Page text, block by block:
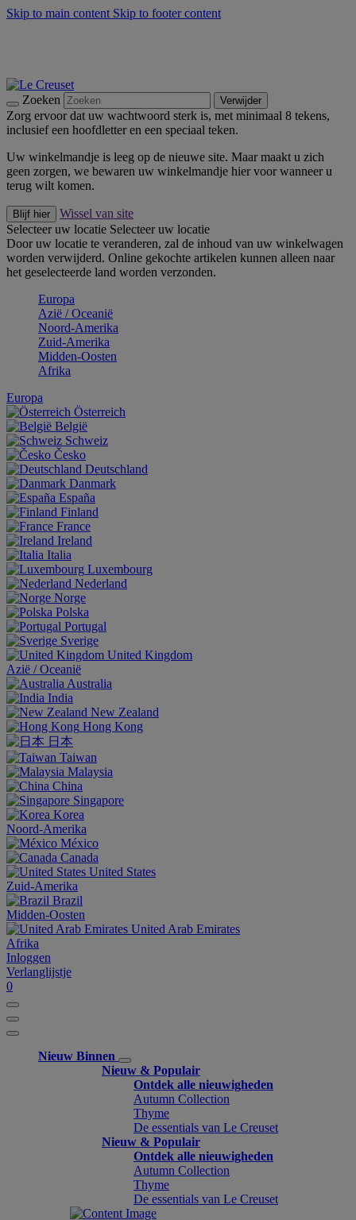
Skip to main content Skip to footer content
Zoeken Verwijder
Zorg ervoor dat uw wachtwoord sterk is, met minimaal 8 tekens,
inclusief een hoofdletter en een speciaal teken.
Uw winkelmandje is leeg op de nieuwe site. Maar maakt u zich
geen zorgen, we bewaren uw winkelmandje hier voor wanneer u
terug wilt komen.
Blijf hier
Wissel van site
Selecteer uw locatie Selecteer uw locatie
Door uw locatie te veranderen, zal de inhoud van uw winkelwagen
worden verwijderd. Online gekochte artikelen kunnen alleen naar
het geselecteerde land worden verzonden.
Europa
Aziё / Oceaniё
Noord-Amerika
Zuid-Amerika
Midden-Oosten
Afrika
Europa
Österreich
België
Schweiz
Česko
Deutschland
Danmark
España
Finland
France
Ireland
Italia
Luxembourg
Nederland
Norge
Polska
Portugal
Sverige
United Kingdom
Aziё / Oceaniё
Australia
India
New Zealand
Hong Kong
日本
Taiwan
Malaysia
China
Singapore
Korea
Noord-Amerika
México
Canada
United States
Zuid-Amerika
Brazil
Midden-Oosten
United Arab Emirates
Afrika
Inloggen
Verlanglijstje
0
Nieuw Binnen
Nieuw & Populair
Ontdek alle nieuwigheden
Autumn Collection
Thyme
De essentials van Le Creuset
Nieuw & Populair
Ontdek alle nieuwigheden
Autumn Collection
Thyme
De essentials van Le Creuset